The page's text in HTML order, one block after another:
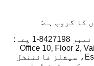
Just Global Markets Ltd رجسٹریشن نمبر 8427198-1 پتہ:
Office 10, Floor 2,
Estate, Providence, Mahe, Seychelles، سیشلز فائننشل